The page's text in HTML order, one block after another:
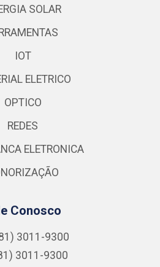
SOLAR
IOT
ELETRICO
OPTICO
REDES
ELETRONICA
Conosco
3011-9300
3011-9300